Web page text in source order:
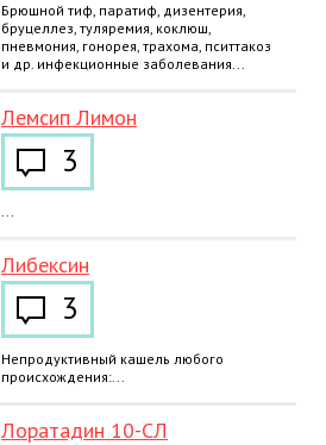
Брюшной тиф, паратиф, дизентерия,
бруцеллез, туляремия, коклюш,
пневмония, гонорея, трахома, пситтакоз
и др. инфекционные заболевания...
Лемсип Лимон
3
...
Либексин
3
Непродуктивный кашель любого
происхождения:...
Лоратадин 10-СЛ